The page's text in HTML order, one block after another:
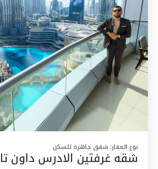
نوع العقار: شقق جاهزة للسكن
شقه غرفتين الادرس داون